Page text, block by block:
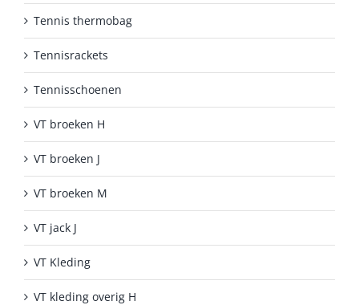
Tennis thermobag
Tennisrackets
Tennisschoenen
VT broeken H
VT broeken J
VT broeken M
VT jack J
VT Kleding
VT kleding overig H